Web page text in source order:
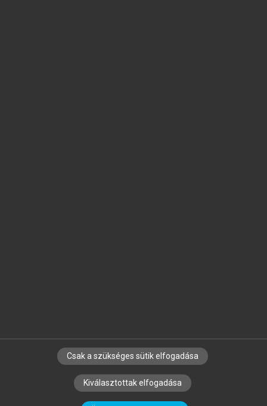
SZERZŐKNEK CÉGEKNEK KÖNYVTÁROSOKNAK
SZERKESZTÉSI ÉS LEKTORÁLÁSI ALAPELVEK
Csak a szükséges sütik elfogadása
Kiválasztottak elfogadása